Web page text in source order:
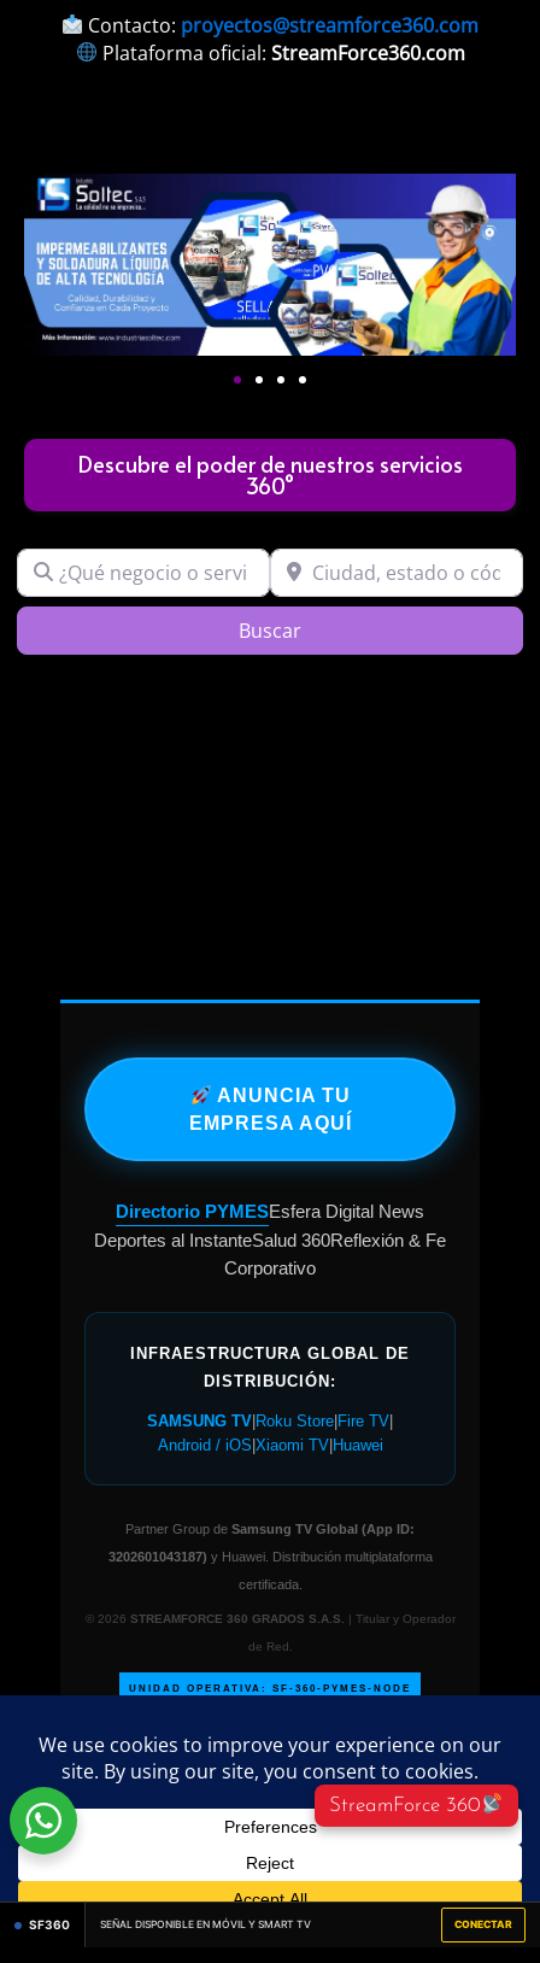
StreamForce 360
Contacto: proyectos@streamforce360.com
Plataforma oficial: StreamForce360.com
Descubre el poder de nuestros servicios
360°
¿Qué negocio o servicio buscas?Ciudad, estado o código
BuscarSearch
ANUNCIA TU
EMPRESA AQUÍ
Directorio PYMESEsfera Digital News
Deportes al InstanteSalud 360Reflexión & Fe
Corporativo
INFRAESTRUCTURA GLOBAL DE
DISTRIBUCIÓN:
SAMSUNG TV Roku Store Fire TV
Android / iOS Xiaomi TV| Huawei
Partner Group de Samsung TV Global (App ID:
3202601043187) y Huawei. Distribución multiplataforma
certificada.
© 2026 STREAMFORCE 360 GRADOS S.A.S. | Titular y Operador
de Red.
UNIDAD OPERATIVA: SF-360-PYMES-NODE
derechos reservados.Directorio empresarial
administrado porstreamforce360º
SF360 SEÑAL DISPONIBLE EN MÓVIL Y SMART TV CONECTAR